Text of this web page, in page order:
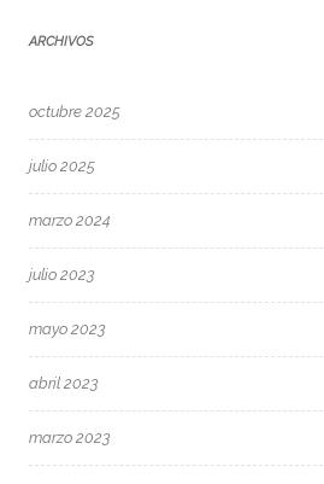
ARCHIVOS
octubre 2025
julio 2025
marzo 2024
julio 2023
mayo 2023
abril 2023
marzo 2023